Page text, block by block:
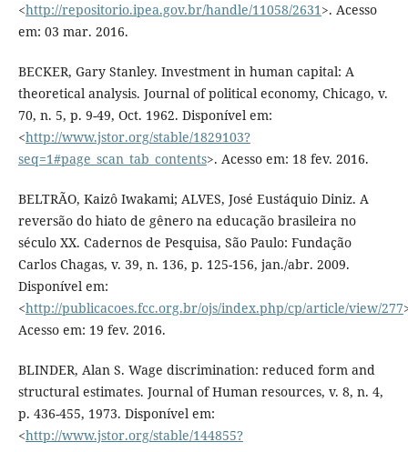
<http://repositorio.ipea.gov.br/handle/11058/2631>. Acesso
em: 03 mar. 2016.
BECKER, Gary Stanley. Investment in human capital: A
theoretical analysis. Journal of political economy, Chicago, v.
70, n. 5, p. 9-49, Oct. 1962. Disponível em:
<http://www.jstor.org/stable/1829103?
seq=1#page_scan_tab_contents>. Acesso em: 18 fev. 2016.
BELTRÃO, Kaizô Iwakami; ALVES, José Eustáquio Diniz. A
reversão do hiato de gênero na educação brasileira no
século XX. Cadernos de Pesquisa, São Paulo: Fundação
Carlos Chagas, v. 39, n. 136, p. 125-156, jan./abr. 2009.
Disponível em:
<http://publicacoes.fcc.org.br/ojs/index.php/cp/article/view/277
Acesso em: 19 fev. 2016.
BLINDER, Alan S. Wage discrimination: reduced form and
structural estimates. Journal of Human resources, v. 8, n. 4,
p. 436-455, 1973. Disponível em:
<http://www.jstor.org/stable/144855?